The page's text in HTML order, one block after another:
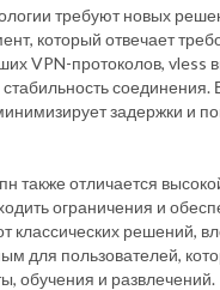
требуют новых
который отвечает
VPN-протоколов, vless
соединения.
задержки и
также отличается
ограничения и
классических решений,
для пользователей,
обучения и развлечений.